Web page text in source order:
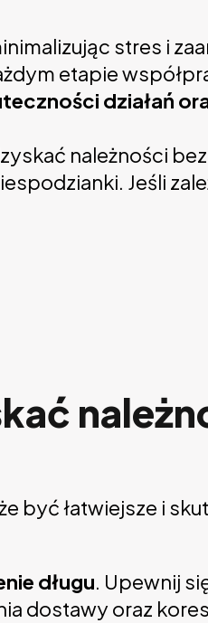
stres i
etapie
działań
należności
Jeśli
być łatwiejsze i
długu. Upewnij
dostawy oraz